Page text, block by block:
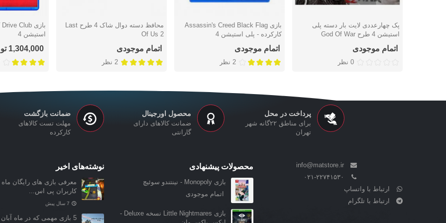
دوست داشتن
پک چهارعددی لایت بار دسته پلی
استیشن 4 طرح God Of War
اتمام موجودی
0 نظر
دوست داشتن
بازی Assassin's Creed Black Flag
کارکرده - پلی استیشن 4
اتمام موجودی
2 نظر
دوست داشتن
محافظ دسته دوال شاک 4 طرح Last
Of Us 2
اتمام موجودی
2 نظر
دوست
استیشن 4
1,304,000 تومان
پرداخت در محل
برای مناطق ۲۲گانه شهر
تهران
محصول اورجینال
ضمانت کالاهای دارای
گارانتی
ضمانت بازگشت
مهلت تست کالاهای
کارکرده
info@matstore.ir
۰۲۱-۲۲۷۴۱۵۳۰
ارتباط با واتساپ
ارتباط با تلگرام
محصولات پیشنهادی
بازی Monopoly - نینتندو سوئیچ
اتمام موجودی
بازی Little Nightmares نسخه Deluxe -
نوشته‌های اخیر
معرفی بازی‌ های رایگان ماه
کاربران پی اس...
7 سال پیش
5 بازی مهمی که در ماه آبان